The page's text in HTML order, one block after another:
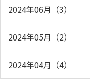
2024年06月（3）
2024年05月（2）
2024年04月（4）